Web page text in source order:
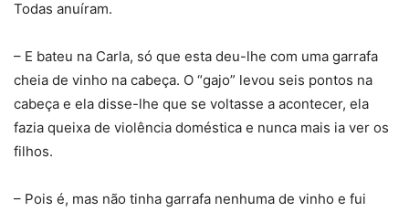
Todas anuíram.
– E bateu na Carla, só que esta deu-lhe com uma garrafa
cheia de vinho na cabeça. O “gajo” levou seis pontos na
cabeça e ela disse-lhe que se voltasse a acontecer, ela
fazia queixa de violência doméstica e nunca mais ia ver os
filhos.
– Pois é, mas não tinha garrafa nenhuma de vinho e fui